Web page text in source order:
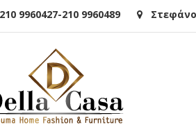
9960427-210 9960489